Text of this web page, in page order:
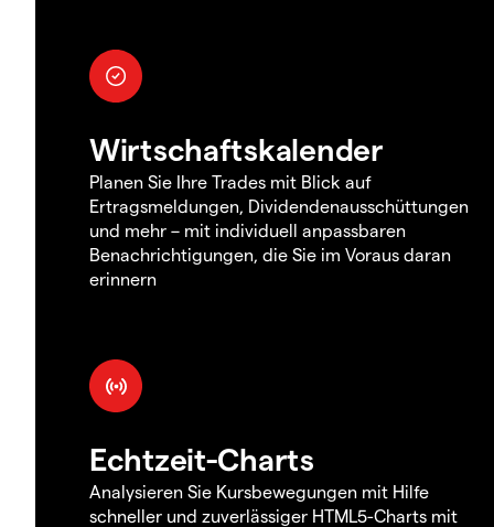
Wirtschaftskalender
Planen Sie Ihre Trades mit Blick auf
Ertragsmeldungen, Dividendenausschüttungen
und mehr – mit individuell anpassbaren
Benachrichtigungen, die Sie im Voraus daran
erinnern
Echtzeit-Charts
Analysieren Sie Kursbewegungen mit Hilfe
schneller und zuverlässiger HTML5-Charts mit